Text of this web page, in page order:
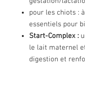
pour les chiots :
essentiels pour
Start-Complex :
le lait maternel
digestion et